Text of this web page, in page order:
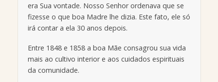
era Sua vontade. Nosso Senhor ordenava que se
fizesse o que boa Madre lhe dizia. Este fato, ele só
irá contar a ela 30 anos depois.
Entre 1848 e 1858 a boa Mãe consagrou sua vida
mais ao cultivo interior e aos cuidados espirituais
da comunidade.